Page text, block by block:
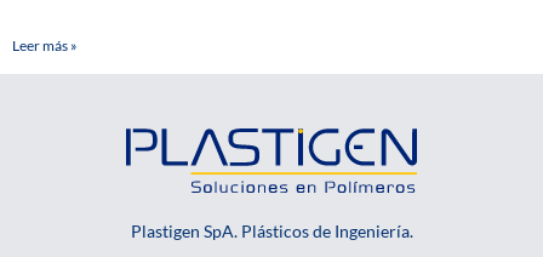
Leer más »
Plastigen SpA. Plásticos de Ingeniería.